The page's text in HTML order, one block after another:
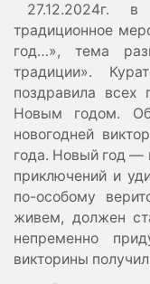
27.12.2024г.
традиционное
год…», тема
традиции».
поздравила
Новым годом.
новогодней
года. Новый год —
приключений и
по-особому
живем, должен
непременно
викторины